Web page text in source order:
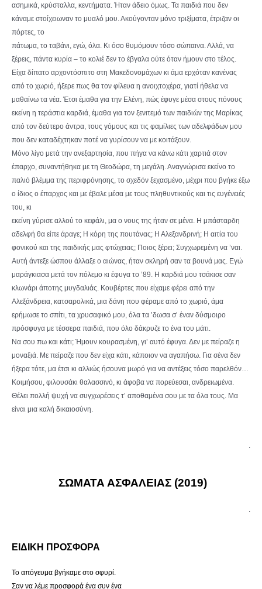
ασημικά, κρύσταλλα, κεντήματα. Ήταν άδειο όμως. Τα παιδιά που δεν
κάναμε στοίχειωναν το μυαλό μου. Ακούγονταν μόνο τριξίματα, έτριζαν οι
πόρτες, το
πάτωμα, το ταβάνι, εγώ, όλα. Κι όσο θυμόμουν τόσο σώπαινα. Αλλά, να
ξέρεις, πάντα κυρία – το κολιέ δεν το έβγαλα ούτε όταν ήμουν στο τέλος.
Είχα δίπατο αρχοντόσπιτο στη Μακεδονομάχων κι άμα ερχόταν κανένας
από το χωριό, ήξερε πως θα τον φίλευα η ανοιχτοχέρα, γιατί ήθελα να
μαθαίνω τα νέα. Έτσι έμαθα για την Ελένη, πώς έφυγε μέσα στους πόνους
εκείνη η τεράστια καρδιά, έμαθα για τον ξενιτεμό των παιδιών της Μαρίκας
από τον δεύτερο άντρα, τους γόμους και τις φαμίλιες των αδελφάδων μου
που δεν καταδέχτηκαν ποτέ να γυρίσουν να με κοιτάξουν.
Μόνο λίγο μετά την ανεξαρτησία, που πήγα να κάνω κάτι χαρτιά στον
έπαρχο, συναντήθηκα με τη Θεοδώρα, τη μεγάλη. Αναγνώρισα εκείνο το
παλιό βλέμμα της περιφρόνησης, το σχεδόν ξεχασμένο, μέχρι που βγήκε έξω
ο ίδιος ο έπαρχος και με έβαλε μέσα με τους πληθυντικούς και τις ευγένειές
του, κι
εκείνη γύρισε αλλού το κεφάλι, μα ο νους της ήταν σε μένα. Η μπάσταρδη
αδελφή θα είπε άραγε; Η κόρη της πουτάνας; Η Αλεξανδρινή; Η αιτία του
φονικού και της παιδικής μας φτώχειας; Ποιος ξέρει; Συγχωρεμένη να ’ναι.
Αυτή άντεξε ώσπου άλλαξε ο αιώνας, ήταν σκληρή σαν τα βουνά μας. Εγώ
μαράγκιασα μετά τον πόλεμο κι έφυγα το ’89. Η καρδιά μου τσάκισε σαν
κλωνάρι άποτης μυγδαλιάς. Κουβέρτες που είχαμε φέρει από την
Αλεξάνδρεια, κατσαρολικά, μια δάνη που φέραμε από το χωριό, άμα
ερήμωσε το σπίτι, τα χρυσαφικό μου, όλα τα ’δωσα σ’ έναν δύσμοιρο
πρόσφυγα με τέσσερα παιδιά, που όλο δάκρυζε το ένα του μάτι.
Να σου πω και κάτι; Ήμουν κουρασμένη, γι’ αυτό έφυγα. Δεν με πείραζε η
μοναξιά. Με πείραζε που δεν είχα κάτι, κάποιον να αγαπήσω. Για σένα δεν
ήξερα τότε, μα έτσι κι αλλιώς ήσουνα μωρό για να αντέξεις τόσο παρελθόν…
Κοιμήσου, φιλουσάκι θαλασσινό, κι άφοβα να πορεύεσαι, ανδρειωμένα.
Θέλει πολλή ψυχή να συγχωρέσεις τ’ αποθαμένα σου με τα όλα τους. Μα
είναι μια καλή δικαιοσύνη.
ΣΩΜΑΤΑ ΑΣΦΑΛΕΙΑΣ (2019)
.
ΕΙΔΙΚΗ ΠΡΟΣΦΟΡΑ
Το απόγευμα βγήκαμε στο σφυρί.
Σαν να λέμε προσφορά ένα συν ένα